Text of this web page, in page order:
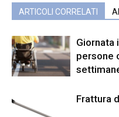
ARTICOLI CORRELATI
Giornata
persone
Frattura